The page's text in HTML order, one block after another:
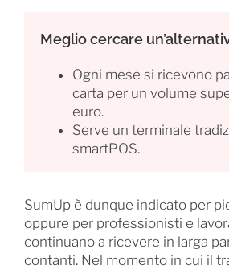
Meglio cercare
Ogni mese si ricevono
carta per un volume
euro.
Serve un terminale
smartPOS.
SumUp è dunque indicato per
oppure per professionisti e
continuano a ricevere in larga
contanti. Nel momento in cui il